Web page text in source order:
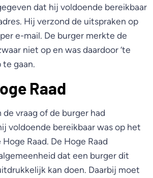
dat hij voldoende bereikbaar
Hij verzond de uitspraken op
e-mail. De burger merkte de
niet op en was daardoor ‘te
te gaan.
Raad
vraag of de burger had
voldoende bereikbaar was op het
Raad. De Hoge Raad
dat een burger dit
kan doen. Daarbij moet